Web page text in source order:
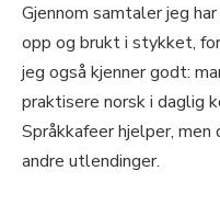
Gjennom samtaler jeg
opp og brukt i stykket,
jeg også kjenner godt:
praktisere norsk i daglig
Språkkafeer hjelper,
andre utlendinger.